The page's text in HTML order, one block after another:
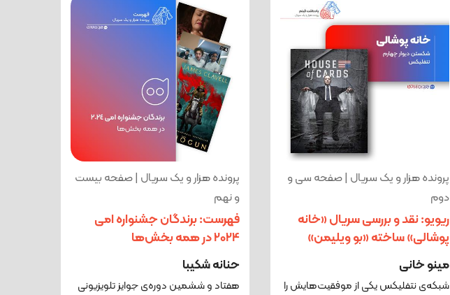
پرونده هزار و یک سریال | صفحه سی و
دوم
ریویو: نقد و بررسی سریال «خانه
پوشالی» ساخته «بو ویلیمن»
مینو خانی
شبکه‌ی نتفلیکس یکی از موفقیت‌هایش را
پرونده هزار و یک سریال | صفحه بیست
و نهم
فهرست: برندگان جشنواره امی
2024 در همه بخش‌ها
حنانه شکیبا
هفتاد و ششمین دوره‌ی جوایز تلویزیونی